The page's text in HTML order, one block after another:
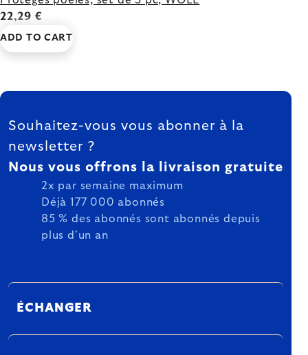
22,29 €
ADD TO CART
FOOTER
Souhaitez-vous vous abonner à la
newsletter ?
Nous vous offrons la livraison gratuite
2x par semaine maximum
Déjà 177 000 abonnés
85 % des abonnés sont abonnés depuis
plus d'un an
ÉCHANGER